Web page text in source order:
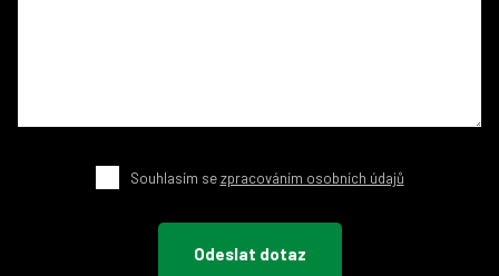
Souhlasím sezpracováním osobních údajů